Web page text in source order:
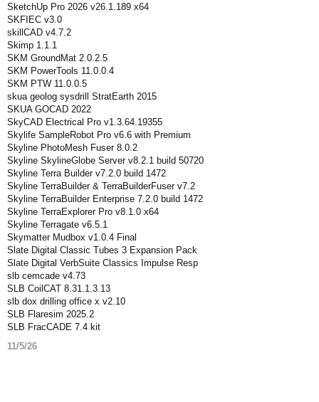
SketchUp Pro 2026 v26.1.189 x64
SKFIEC v3.0
skillCAD v4.7.2
Skimp 1.1.1
SKM GroundMat 2.0.2.5
SKM PowerTools 11.0.0.4
SKM PTW 11.0.0.5
skua geolog sysdrill StratEarth 2015
SKUA GOCAD 2022
SkyCAD Electrical Pro v1.3.64.19355
Skylife SampleRobot Pro v6.6 with Premium
Skyline PhotoMesh Fuser 8.0.2
Skyline SkylineGlobe Server v8.2.1 build 50720
Skyline Terra Builder v7.2.0 build 1472
Skyline TerraBuilder & TerraBuilderFuser v7.2
Skyline TerraBuilder Enterprise 7.2.0 build 1472
Skyline TerraExplorer Pro v8.1.0 x64
Skyline Terragate v6.5.1
Skymatter Mudbox v1.0.4 Final
Slate Digital Classic Tubes 3 Expansion Pack
Slate Digital VerbSuite Classics Impulse Resp
slb cemcade v4.73
SLB CoilCAT 8.31.1.3.13
slb dox drilling office x v2.10
SLB Flaresim 2025.2
SLB FracCADE 7.4 kit
11/5/26